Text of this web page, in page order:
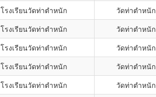
โรงเรียนวัดท่าตำหนัก วัดท่าตำหนัก
โรงเรียนวัดท่าตำหนัก วัดท่าตำหนัก
โรงเรียนวัดท่าตำหนัก วัดท่าตำหนัก
โรงเรียนวัดท่าตำหนัก วัดท่าตำหนัก
โรงเรียนวัดท่าตำหนัก วัดท่าตำหนัก